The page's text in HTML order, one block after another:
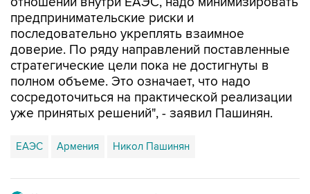
предпринимательские риски и
последовательно укреплять взаимное
доверие. По ряду направлений поставленные
стратегические цели пока не достигнуты в
полном объеме. Это означает, что надо
сосредоточиться на практической реализации
уже принятых решений", - заявил Пашинян.
ЕАЭС Армения Никол Пашинян